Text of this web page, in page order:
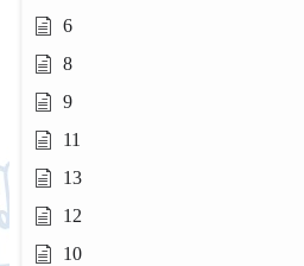
6
8
9
11
13
12
10